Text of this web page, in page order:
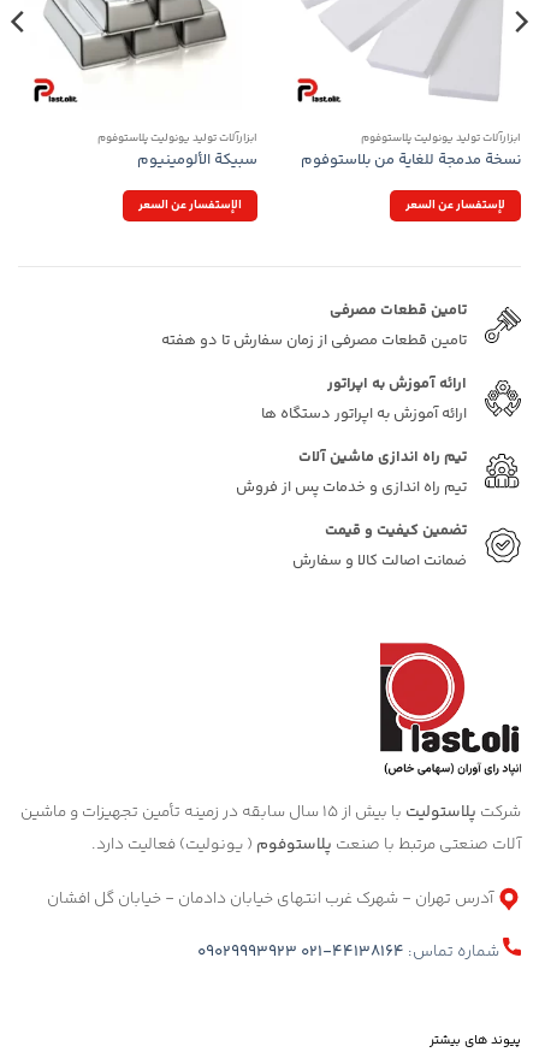
ابزارآلات تولید یونولیت پلاستوفوم
نسخة مدمجة للغاية من بلاستوفوم
لإستفسار عن السعر
ابزارآلات تولید یونولیت پلاستوفوم
سبيكة الألومينيوم
الإستفسار عن السعر
تامین قطعات مصرفی
تامین قطعات مصرفی از زمان سفارش تا دو هفته
ارائه آموزش به اپراتور
ارائه آموزش به اپراتور دستگاه ها
تیم راه اندازی ماشین آلات
تیم راه اندازی و خدمات پس از فروش
تضمین کیفیت و قیمت
ضمانت اصالت کالا و سفارش
شرکت پلاستولیت
با بیش از 15 سال سابقه در زمینه تأمین تجهیزات و ماشین
آلات صنعتی مرتبط با صنعت پلاستوفوم ( یونولیت) فعالیت دارد.
آدرس تهران - شهرک غرب انتهای خیابان دادمان - خیابان گل افشان
شماره تماس: 021-44138164
09029993923
پیوند های بیشتر